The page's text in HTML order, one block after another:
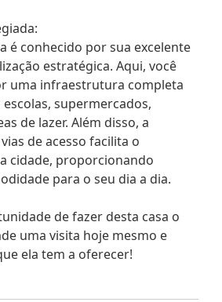
é conhecido por sua excelente
estratégica. Aqui, você
uma infraestrutura completa
supermercados,
de lazer. Além disso, a
de acesso facilita o
cidade, proporcionando
para o seu dia a dia.
de fazer desta casa o
uma visita hoje mesmo e
ela tem a oferecer!